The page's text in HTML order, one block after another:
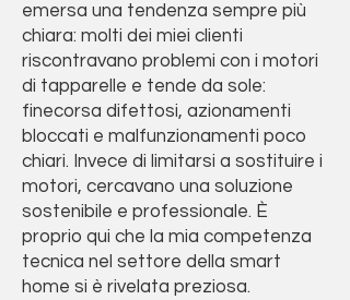
emersa una tendenza sempre più
chiara: molti dei miei clienti
riscontravano problemi con i motori
di tapparelle e tende da sole:
finecorsa difettosi, azionamenti
bloccati e malfunzionamenti poco
chiari. Invece di limitarsi a sostituire i
motori, cercavano una soluzione
sostenibile e professionale. È
proprio qui che la mia competenza
tecnica nel settore della smart
home si è rivelata preziosa.